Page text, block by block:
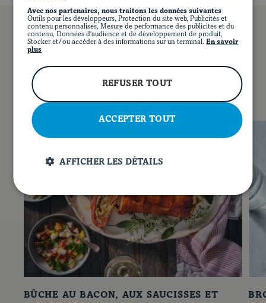
EN
FACEBOOKINSTAGRAMPINTEREST
VOUS POURRIEZ AUSSI AIMER…
BÛCHE AU BACON, AUX SAUCISSES ET
Avec nos partenaires, nous traitons les données suivantes
Outils pour les développeurs, Protection du site web, Publicités et
contenu personnalisés, Mesure de performance des publicités et du
contenu, Données d'audience et de développement de produit,
Stocker et/ou accéder à des informations sur un terminal. En savoir
plus
ACCEPTER TOUT
REFUSER TOUT
AFFICHER LES DÉTAILS